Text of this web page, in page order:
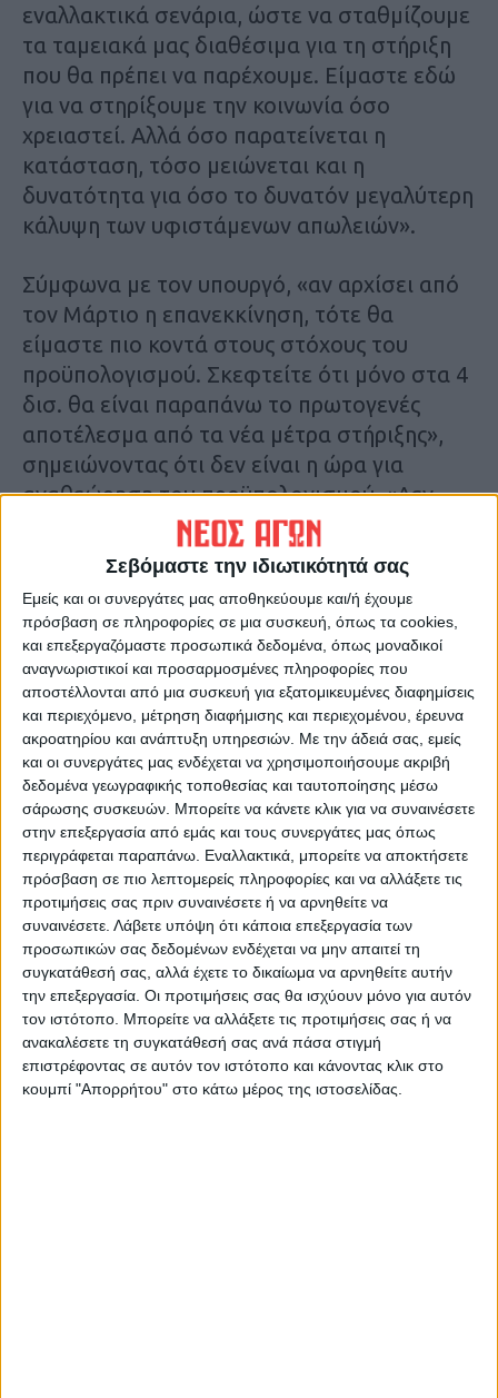
Σεβόμαστε την ιδιωτικότητά σας
Εμείς και οι συνεργάτες μας αποθηκεύουμε και/ή έχουμε
πρόσβαση σε πληροφορίες σε μια συσκευή, όπως τα cookies,
και επεξεργαζόμαστε προσωπικά δεδομένα, όπως μοναδικοί
αναγνωριστικοί και προσαρμοσμένες πληροφορίες που
αποστέλλονται από μια συσκευή για εξατομικευμένες διαφημίσεις
και περιεχόμενο, μέτρηση διαφήμισης και περιεχομένου, έρευνα
ακροατηρίου και ανάπτυξη υπηρεσιών. Με την άδειά σας, εμείς
και οι συνεργάτες μας ενδέχεται να χρησιμοποιήσουμε ακριβή
δεδομένα γεωγραφικής τοποθεσίας και ταυτοποίησης μέσω
σάρωσης συσκευών. Μπορείτε να κάνετε κλικ για να συναινέσετε
στην επεξεργασία από εμάς και τους συνεργάτες μας όπως
περιγράφεται παραπάνω. Εναλλακτικά, μπορείτε να αποκτήσετε
πρόσβαση σε πιο λεπτομερείς πληροφορίες και να αλλάξετε τις
προτιμήσεις σας πριν συναινέσετε ή να αρνηθείτε να
συναινέσετε. Λάβετε υπόψη ότι κάποια επεξεργασία των
προσωπικών σας δεδομένων ενδέχεται να μην απαιτεί τη
συγκατάθεσή σας, αλλά έχετε το δικαίωμα να αρνηθείτε αυτήν
την επεξεργασία. Οι προτιμήσεις σας θα ισχύουν μόνο για αυτόν
τον ιστότοπο. Μπορείτε να αλλάξετε τις προτιμήσεις σας ή να
ανακαλέσετε τη συγκατάθεσή σας ανά πάσα στιγμή
επιστρέφοντας σε αυτόν τον ιστότοπο και κάνοντας κλικ στο
κουμπί "Απορρήτου" στο κάτω μέρος της ιστοσελίδας.
εναλλακτικά σενάρια, ώστε να σταθμίζουμε
τα ταμειακά μας διαθέσιμα για τη στήριξη
που θα πρέπει να παρέχουμε. Είμαστε εδώ
για να στηρίξουμε την κοινωνία όσο
χρειαστεί. Αλλά όσο παρατείνεται η
κατάσταση, τόσο μειώνεται και η
δυνατότητα για όσο το δυνατόν μεγαλύτερη
κάλυψη των υφιστάμενων απωλειών».
Σύμφωνα με τον υπουργό, «αν αρχίσει από
τον Μάρτιο η επανεκκίνηση, τότε θα
είμαστε πιο κοντά στους στόχους του
προϋπολογισμού. Σκεφτείτε ότι μόνο στα 4
δισ. θα είναι παραπάνω το πρωτογενές
αποτέλεσμα από τα νέα μέτρα στήριξης»,
σημειώνοντας ότι δεν είναι η ώρα για
αναθεώρηση του προϋπολογισμού. «Δεν
έχουμε επαρκή δεδομένα για το 2021 και
δεν ξέρουμε πώς θα λειτουργήσει η
οικονομία ακόμη για το δεύτερο
δεκαπενθήμερο του Μαρτίου», πρόσθεσε
σχετικά με την πορεία του ΑΕΠ εφέτος.
Θα ακολουθήσει το άνοιγμα των σχολείων
και στη συνέχεια η εστίαση
Από την πλευρά της κυβερνητική
εκπρόσωπος, Αριστοτελία Πελώνη στην
ενημέρωση των πολιτικών συντακτών και
αναφερόμενη στο άνοιγμα των σχολείων
τόνισε πως εντός του μήνα θα ανοίξουν και
τα γυμνάσια και τα λύκεια.
Τα σενάρια για το άνοιγμα τις εστίασης
Παράλληλα η κυρία Πελώνη έδωσε και ένα
χρονοδιάγραμμα για την επαναλειτουργία